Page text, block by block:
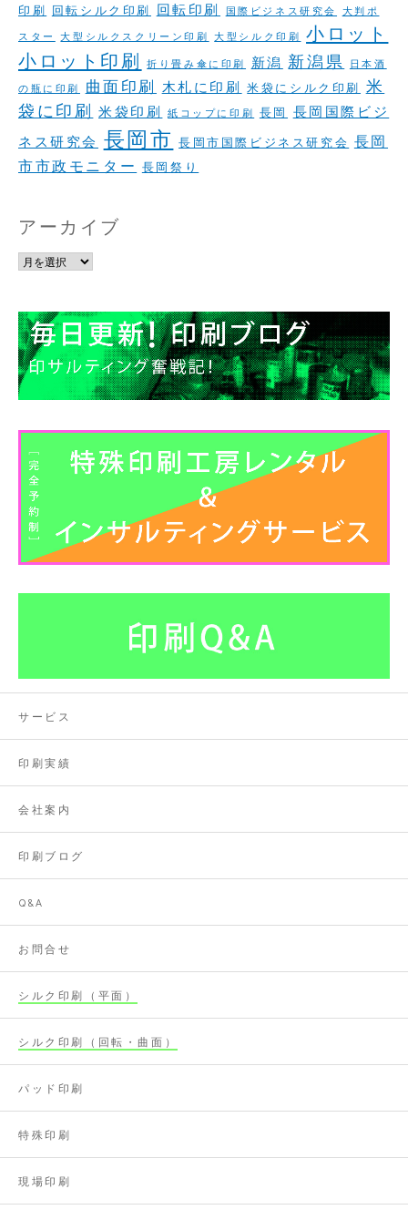
印刷 回転シルク印刷 回転印刷 国際ビジネス研究会
大判ポ
スター
大型シルクスクリーン印刷 大型シルク印刷
小ロット
小ロット印刷
折り畳み傘に印刷 新潟 新潟県
日本酒
の瓶に印刷
曲面印刷 木札に印刷 米袋にシルク印刷 米
袋に印刷 米袋印刷 紙コップに印刷 長岡
長岡国際ビジ
ネス研究会 長岡市 長岡市国際ビジネス研究会 長岡
市市政モニター 長岡祭り
アーカイブ
ア
カ
イ
ブ
サービス
印刷実績
会社案内
印刷ブログ
Q&A
お問合せ
シルク印刷（平面）
シルク印刷（回転・曲面）
パッド印刷
特殊印刷
現場印刷